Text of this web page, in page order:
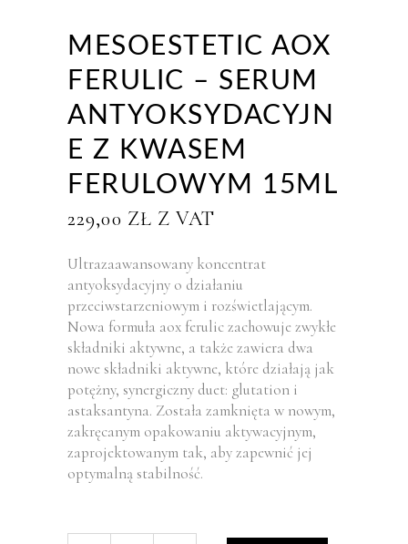
MESOESTETIC AOX
FERULIC – SERUM
ANTYOKSYDACYJN
E Z KWASEM
FERULOWYM 15ML
229,00 ZŁ Z VAT
Ultrazaawansowany koncentrat
antyoksydacyjny o działaniu
przeciwstarzeniowym i rozświetlającym.
Nowa formuła aox ferulic zachowuje zwykłe
składniki aktywne, a także zawiera dwa
nowe składniki aktywne, które działają jak
potężny, synergiczny duet: glutation i
astaksantyna. Została zamknięta w nowym,
zakręcanym opakowaniu aktywacyjnym,
zaprojektowanym tak, aby zapewnić jej
optymalną stabilność.